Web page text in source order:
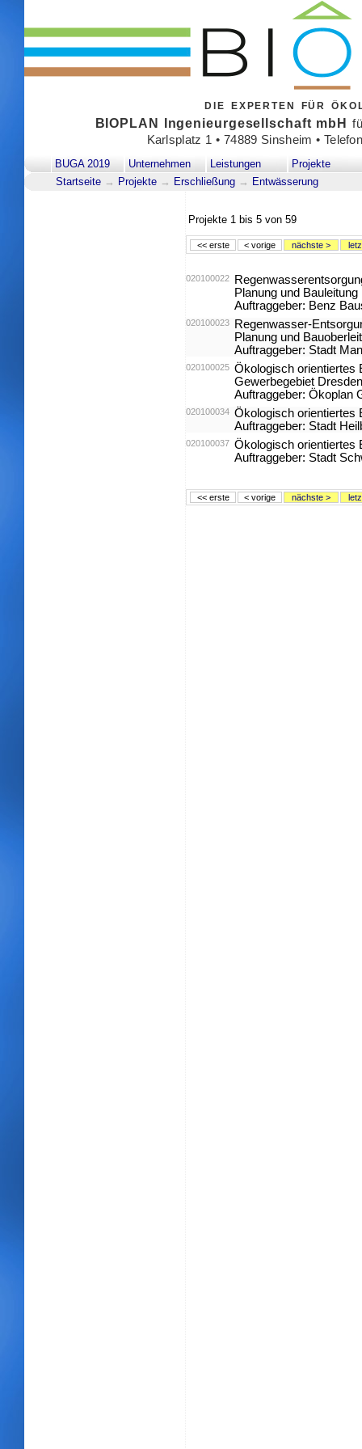
DIE EXPERTEN FÜR
BIOPLAN Ingenieurgesellschaft mbH
Karlsplatz 1 • 74889 Sinsheim •
BUGA 2019 Unternehmen Leistungen
Projekte
Startseite → Projekte → Erschließung → Entwässerung
Projekte 1 bis 5 von 59
<< erste < vorige nächste >
020100022
Planung und Bauleitung
Auftraggeber: Benz
020100023
Regenwasser-
Planung und
Auftraggeber: Stadt
020100025 Ökologisch orientiertes
Gewerbegebiet
Auftraggeber: Ökoplan
020100034 Ökologisch orientiertes
Auftraggeber: Stadt
020100037 Ökologisch orientiertes
Auftraggeber: Stadt
<< erste < vorige nächste >